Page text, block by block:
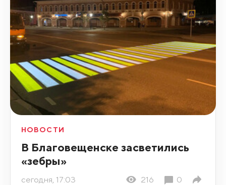
НОВОСТИ
В Благовещенске засветились
«зебры»
сегодня, 17:03 216 0